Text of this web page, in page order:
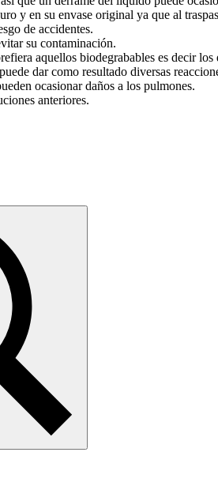
y en su envase original ya que al
de accidentes.
su contaminación.
aquellos biodegrabables es decir
dar como resultado diversas
ocasionar daños a los pulmones.
anteriores.